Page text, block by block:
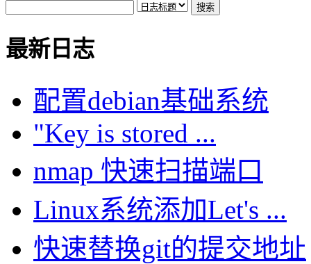
最新日志
配置debian基础系统
"Key is stored ...
nmap 快速扫描端口
Linux系统添加Let's ...
快速替换git的提交地址